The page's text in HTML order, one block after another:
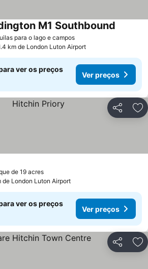
para o lago e campos
M1 Southbound
km de London Luton Airport
ver os preços
Ver preços
Partilhar
de 19 acres
de London Luton Airport
ver os preços
Ver preços
Partilhar